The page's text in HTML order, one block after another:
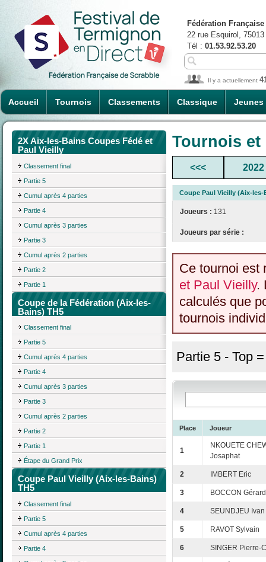
Accueil Tournois Classements Classique Jeunes
Fédération
22 rue Esquirol,
Tél : 01.53.92.53.20
Il y a actuellement
2X Aix-les-Bains Coupes Fédé et
Paul Vieilly
Classement final
Partie 5
Cumul après 4 parties
Partie 4
Cumul après 3 parties
Partie 3
Cumul après 2 parties
Partie 2
Partie 1
Coupe de la Fédération (Aix-les-
Bains) TH5
Classement final
Partie 5
Cumul après 4 parties
Partie 4
Cumul après 3 parties
Partie 3
Cumul après 2 parties
Partie 2
Partie 1
Étape du Grand Prix
Coupe Paul Vieilly (Aix-les-Bains)
TH5
Classement final
Partie 5
Cumul après 4 parties
Partie 4
Tournois
<<< 2022
Coupe Paul Vieilly (Aix-les-
Joueurs : 131
Joueurs par série :
Ce tournoi est
et Paul Vieilly.
calculés que
tournois
Partie 5 - Top
Place Joueur
1
NKOUETE
Josaphat
2 IMBERT Eric
3 BOCCON Gérard
4 SEUNDJEU Ivan
5 RAVOT Sylvain
6 SINGER Pierre-